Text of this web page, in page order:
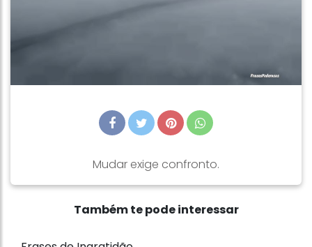
Mudar exige confronto.
Também te pode interessar